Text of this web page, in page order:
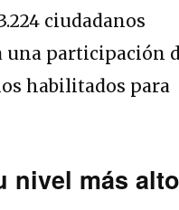
ciudadanos
una participación
habilitados para
nivel más